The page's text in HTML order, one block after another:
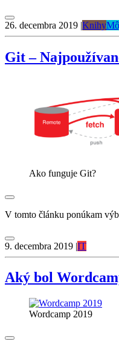
26. decembra 2019 |Knihy
Git –
Ako funguje Git?
V tomto článku ponúkam
9. decembra 2019 |IT
Aký bol
Wordcamp 2019